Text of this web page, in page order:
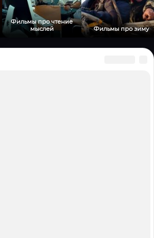
Фильмы про чтение
мыслей
Фильмы про зиму